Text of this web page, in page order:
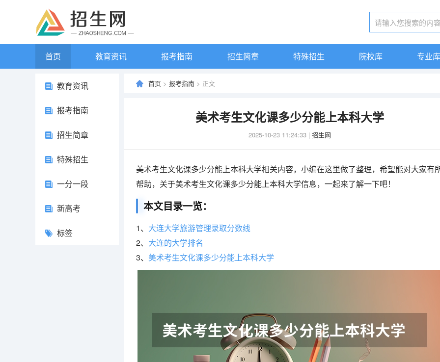
首页 教育资讯 报考指南 招生简章 特殊招生 院校库 专业
教育资讯
报考指南
招生简章
特殊招生
一分一段
新高考
标签
首页 > 报考指南 > 正文
美术考生文化课多少分能上本科大学
2025-10-23 11:24:33 | 招生网
美术考生文化课多少分能上本科大学相关内容，小编在这里做了整理，希望能对大家有
帮助，关于美术考生文化课多少分能上本科大学信息，一起来了解一下吧！
本文目录一览：
1、 大连大学旅游管理录取分数线
2、 大连的大学排名
3、 美术考生文化课多少分能上本科大学